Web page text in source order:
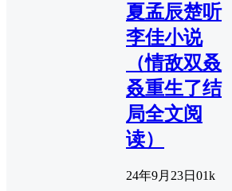
夏孟辰楚听
李佳小说
（情敌双叒
叒重生了结
局全文阅
读）
24年9月23日 01k